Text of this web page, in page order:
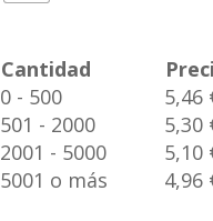
Cantidad
0 - 500
5,46
501 - 2000
5,30
2001 - 5000
5,10
5001 o más
4,96